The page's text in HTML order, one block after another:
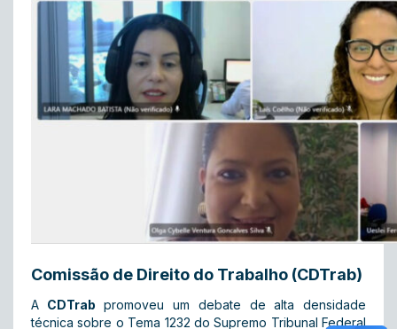
Comissão de Direito do Trabalho (CDTrab)
A CDTrab promoveu um debate de alta densidade
técnica sobre o Tema 1232 do Supremo Tribunal Federal